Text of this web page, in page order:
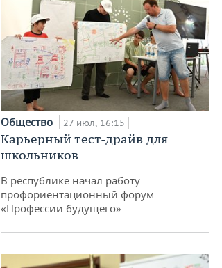
Общество 27 июл, 16:15
Карьерный тест-драйв для
школьников
В республике начал работу
профориентационный форум
«Профессии будущего»